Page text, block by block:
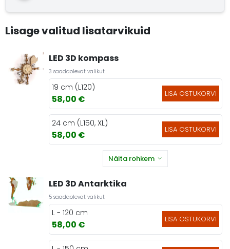
Lisage valitud lisatarvikuid
LED 3D kompass
3 saadaolevat valikut
19 cm (L120)
58,00 € LISA OSTUKORVI
24 cm (L150, XL)
58,00 € LISA OSTUKORVI
Näita rohkem
LED 3D Antarktika
5 saadaolevat valikut
L - 120 cm
58,00 € LISA OSTUKORVI